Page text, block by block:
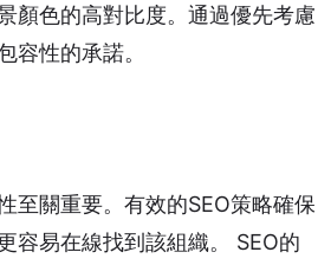
顏色的高對比度。通過優先考慮
容性的承諾。
至關重要。有效的SEO策略確保
容易在線找到該組織。 SEO的